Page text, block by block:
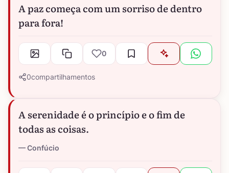
A paz começa com um sorriso de dentro
para fora!
0
0compartilhamentos
A serenidade é o princípio e o fim de
todas as coisas.
Confúcio